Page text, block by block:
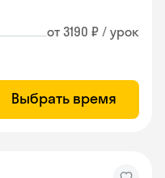
от 3190 ₽ / урок
Выбрать время